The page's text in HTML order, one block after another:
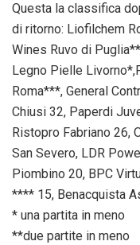
Questa la classifica
di ritorno: Liofilchem
Wines Ruvo di
Legno Pielle
Roma***, General
Chiusi 32, Paperdi
Ristopro Fabriano 26,
San Severo, LDR
Piombino 20, BPC
**** 15, Benacquista
* una partita in meno
**due partite in meno